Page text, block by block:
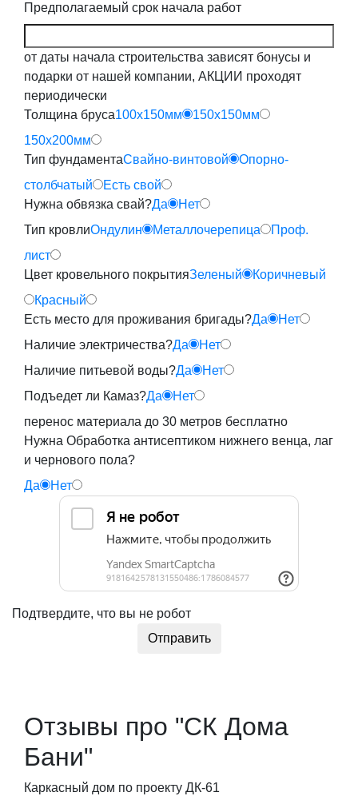
Предполагаемый срок начала работ
от даты начала строительства зависят бонусы и
подарки от нашей компании, АКЦИИ проходят
периодически
Толщина бруса100x150мм
150x150мм
150x200мм
Тип фундаментаСвайно-винтовой
Опорно-
столбчатый
Есть свой
Нужна обвязка свай?Да
Нет
Тип кровлиОндулин Металлочерепица
Проф.
лист
Цвет кровельного покрытияЗеленый
Коричневый
Красный
Есть место для проживания бригады?Да
Нет
Наличие электричества?Да
Нет
Наличие питьевой воды?Да
Нет
Подъедет ли Камаз?Да
Нет
перенос материала до 30 метров бесплатно
Нужна Обработка антисептиком нижнего венца, лаг
и чернового пола?
Да
Нет
Подтвердите, что вы не робот
Отправить
Отзывы про "СК Дома
Бани"
Каркасный дом по проекту ДК-61